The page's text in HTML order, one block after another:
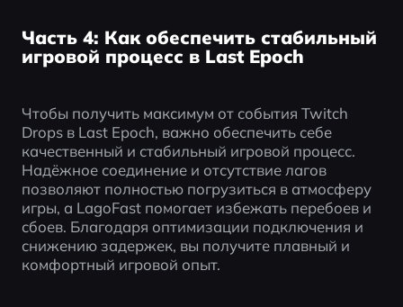
Часть 4: Как обеспечить стабильный
игровой процесс в Last Epoch
Чтобы получить максимум от события Twitch
Drops в Last Epoch, важно обеспечить себе
качественный и стабильный игровой процесс.
Надёжное соединение и отсутствие лагов
позволяют полностью погрузиться в атмосферу
игры, а LagoFast помогает избежать перебоев и
сбоев. Благодаря оптимизации подключения и
снижению задержек, вы получите плавный и
комфортный игровой опыт.